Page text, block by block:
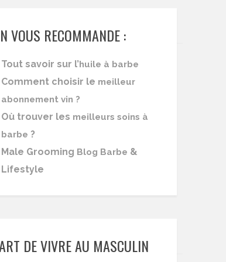
VOUS RECOMMANDE :
Tout savoir sur l’huile à barbe
Comment choisir le meilleur
abonnement vin ?
Où trouver les meilleurs soins à
barbe ?
Male Grooming Blog Barbe &
Lifestyle
DE VIVRE AU MASCULIN